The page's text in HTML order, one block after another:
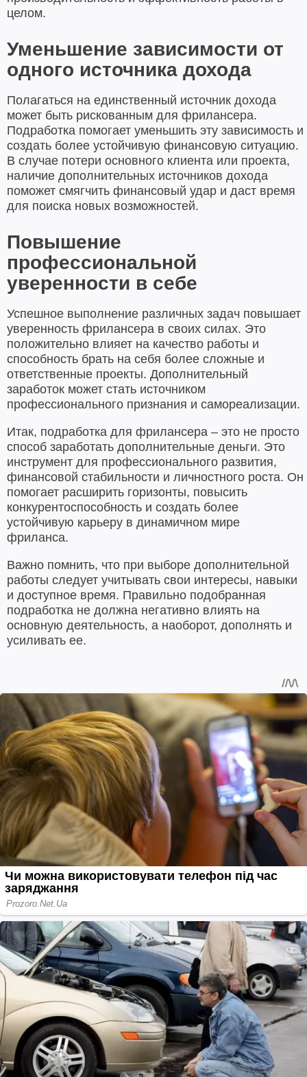
целом.
Уменьшение зависимости от
одного источника дохода
Полагаться на единственный источник дохода
может быть рискованным для фрилансера.
Подработка помогает уменьшить эту зависимость и
создать более устойчивую финансовую ситуацию.
В случае потери основного клиента или проекта,
наличие дополнительных источников дохода
поможет смягчить финансовый удар и даст время
для поиска новых возможностей.
Повышение
профессиональной
уверенности в себе
Успешное выполнение различных задач повышает
уверенность фрилансера в своих силах. Это
положительно влияет на качество работы и
способность брать на себя более сложные и
ответственные проекты. Дополнительный
заработок может стать источником
профессионального признания и самореализации.
Итак, подработка для фрилансера – это не просто
способ заработать дополнительные деньги. Это
инструмент для профессионального развития,
финансовой стабильности и личностного роста. Он
помогает расширить горизонты, повысить
конкурентоспособность и создать более
устойчивую карьеру в динамичном мире
фриланса.
Важно помнить, что при выборе дополнительной
работы следует учитывать свои интересы, навыки
и доступное время. Правильно подобранная
подработка не должна негативно влиять на
основную деятельность, а наоборот, дополнять и
усиливать ее.